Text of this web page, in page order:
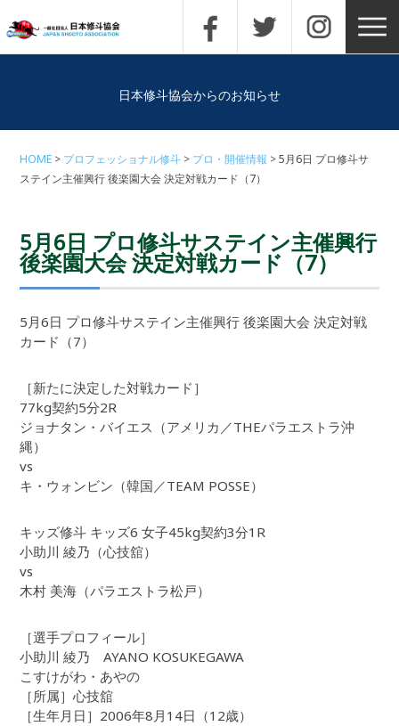
日本修斗協会からのお知らせ
HOME プロフェッショナル修斗 プロ・開催情報
5月6日 プロ修斗サ
ステイン主催興行 後楽園大会 決定対戦カード（7）
5月6日 プロ修斗サステイン主催興行
後楽園大会 決定対戦カード（7）
5月6日 プロ修斗サステイン主催興行 後楽園大会 決定対戦
カード（7）
［新たに決定した対戦カード］
77kg契約5分2R
ジョナタン・バイエス（アメリカ／THEパラエストラ沖
縄）
vs
キ・ウォンビン（韓国／TEAM POSSE）
キッズ修斗 キッズ6 女子45kg契約3分1R
小助川 綾乃（心技舘）
vs
木村 美海（パラエストラ松戸）
［選手プロフィール］
小助川 綾乃 AYANO KOSUKEGAWA
こすけがわ・あやの
［所属］心技舘
［生年月日］2006年8月14日（12歳）